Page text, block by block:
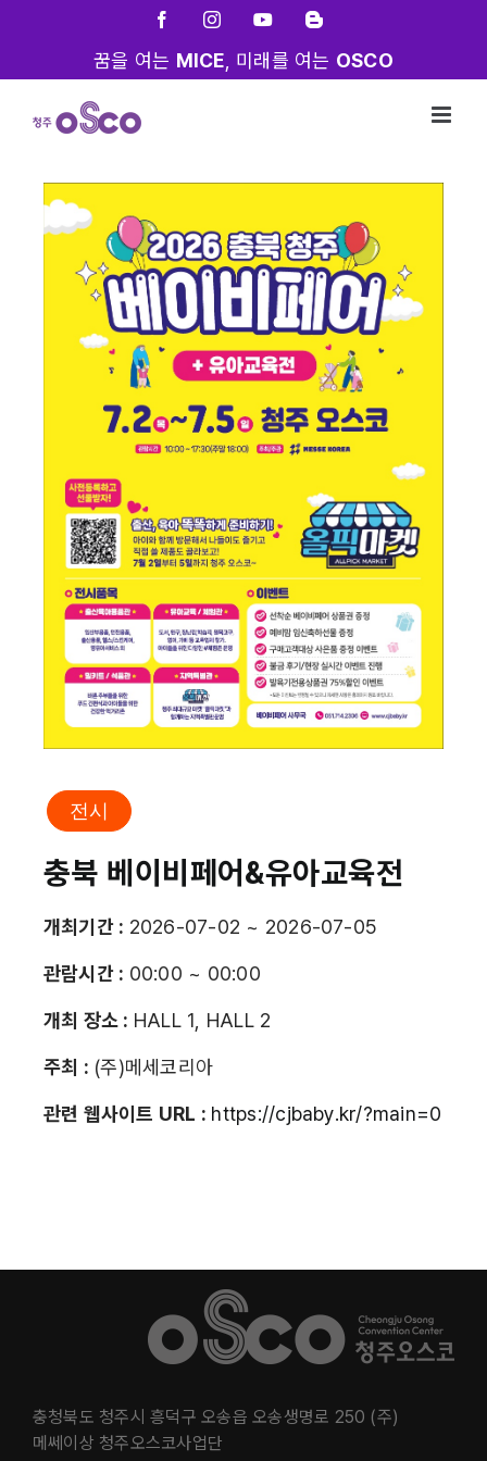
FacebookInstagramYouTubeBlogger
꿈을 여는 MICE , 미래를 여는 OSCO
전시
충북 베이비페어&유아교육전
개최기간 : 2026-07-02 ~ 2026-07-05
관람시간 : 00:00 ~ 00:00
개최 장소 : HALL 1, HALL 2
주최 : (주)메세코리아
관련 웹사이트 URL : https://cjbaby.kr/?main=0
충청북도 청주시 흥덕구 오송읍 오송생명로 250 (주)
메쎄이상 청주오스코사업단